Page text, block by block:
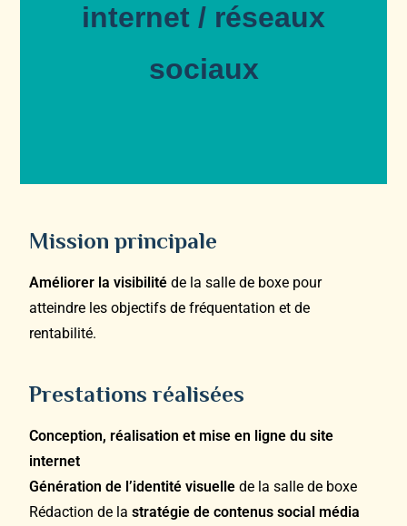
internet / réseaux
sociaux
Mission principale
Améliorer la visibilitéde la salle de boxe pour
atteindre les objectifs de fréquentation et de
rentabilité.
Prestations réalisées
Conception, réalisation et mise en ligne du site
internet
Génération de l’identité visuelle de la salle de boxe
Rédaction de lastratégie de contenus social média